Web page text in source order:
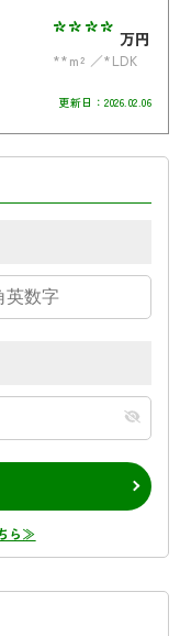
**** 万円
**m²
*LDK
更新日： 2026.02.06
ら≫